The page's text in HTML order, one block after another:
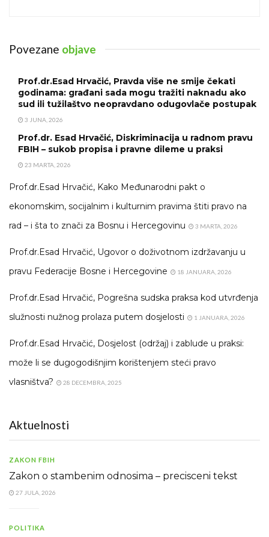
Povezane objave
Prof.dr.Esad Hrvačić, Pravda više ne smije čekati
godinama: građani sada mogu tražiti naknadu ako
sud ili tužilaštvo neopravdano odugovlače postupak
3 JUNA, 2026
Prof.dr. Esad Hrvačić, Diskriminacija u radnom pravu
FBIH – sukob propisa i pravne dileme u praksi
23 MARTA, 2026
Prof.dr.Esad Hrvačić, Kako Međunarodni pakt o
ekonomskim, socijalnim i kulturnim pravima štiti pravo na
rad – i šta to znači za Bosnu i Hercegovinu
3 MARTA, 2026
Prof.dr.Esad Hrvačić, Ugovor o doživotnom izdržavanju u
pravu Federacije Bosne i Hercegovine
18 JANUARA, 2026
Prof.dr.Esad Hrvačić, Pogrešna sudska praksa kod utvrđenja
služnosti nužnog prolaza putem dosjelosti
1 JANUARA, 2026
Prof.dr.Esad Hrvačić, Dosjelost (održaj) i zablude u praksi:
može li se dugogodišnjim korištenjem steći pravo
vlasništva?
28 DECEMBRA, 2025
Aktuelnosti
ZAKON FBIH
Zakon o stambenim odnosima – precisceni tekst
27 JULA, 2026
POLITIKA